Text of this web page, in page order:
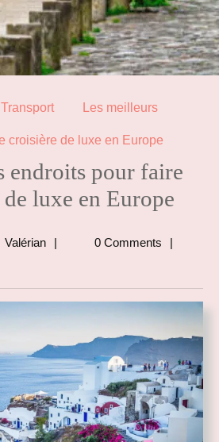
Transport Les meilleurs
croisière de luxe en Europe
endroits pour faire
luxe en Europe
2023
Valérian Valérian0 Comments